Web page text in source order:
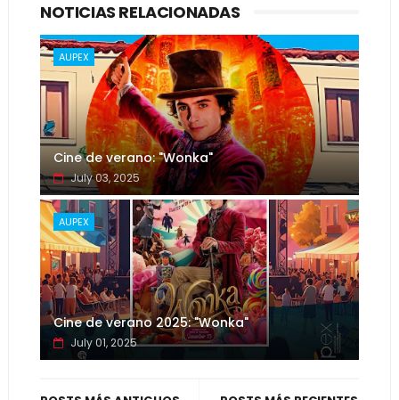
NOTICIAS RELACIONADAS
AUPEX
Cine de verano: "Wonka"
July 03, 2025
AUPEX
Cine de verano 2025: "Wonka"
July 01, 2025